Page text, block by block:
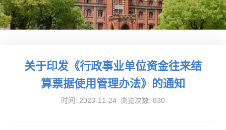
关于印发《行政事业单位资金往来结
算票据使用管理办法》的通知
时间: 2023-11-24 浏览次数: 830